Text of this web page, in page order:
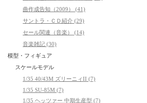
曲作成告知（2009） (41)
サントラ・ＣＤ紹介 (29)
セール関連（音楽） (14)
音楽雑記 (30)
模型・フィギュア
スケールモデル
1/35 40/43M ズリーニィII (7)
1/35 SU-85M (7)
1/35 ヘッツァー 中期生産型 (7)